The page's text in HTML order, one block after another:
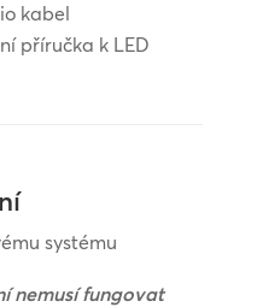
kabel
příručka k LED
systému
nemusí fungovat